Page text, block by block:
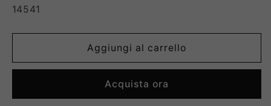
SKU:
14541
Aggiungi al carrello
Acquista ora